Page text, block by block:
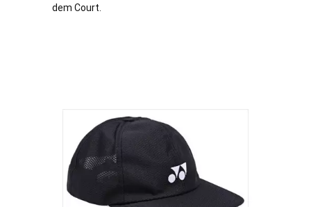
dem Court.